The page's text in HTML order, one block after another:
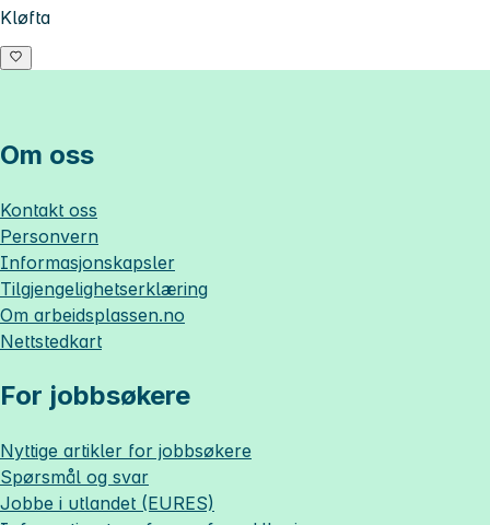
Kløfta
Om oss
Kontakt oss
Personvern
Informasjonskapsler
Tilgjengelighetserklæring
Om arbeidsplassen.no
Nettstedkart
For jobbsøkere
Nyttige artikler for jobbsøkere
Spørsmål og svar
Jobbe i utlandet (EURES)